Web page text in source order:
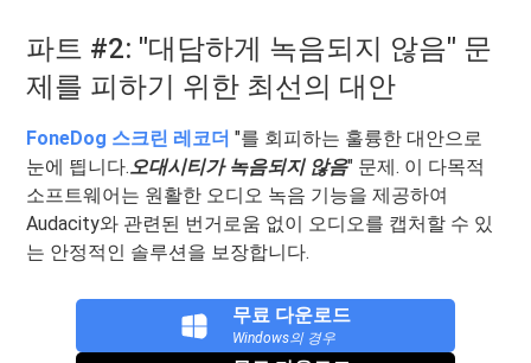
파트 #2: "대담하게 녹음되지 않음" 문
제를 피하기 위한 최선의 대안
FoneDog 스크린 레코더 "를 회피하는 훌륭한 대안으로
눈에 띕니다.오대시티가 녹음되지 않음" 문제. 이 다목적
소프트웨어는 원활한 오디오 녹음 기능을 제공하여
Audacity와 관련된 번거로움 없이 오디오를 캡처할 수 있
는 안정적인 솔루션을 보장합니다.
무료 다운로드
Windows의 경우